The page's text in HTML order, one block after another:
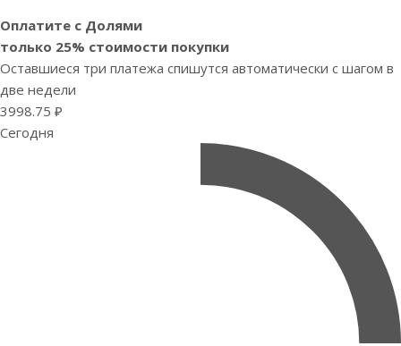
Оплатите с Долями
только 25% стоимости покупки
Оставшиеся три платежа спишутся автоматически с шагом в
две недели
3998.75 ₽
Сегодня